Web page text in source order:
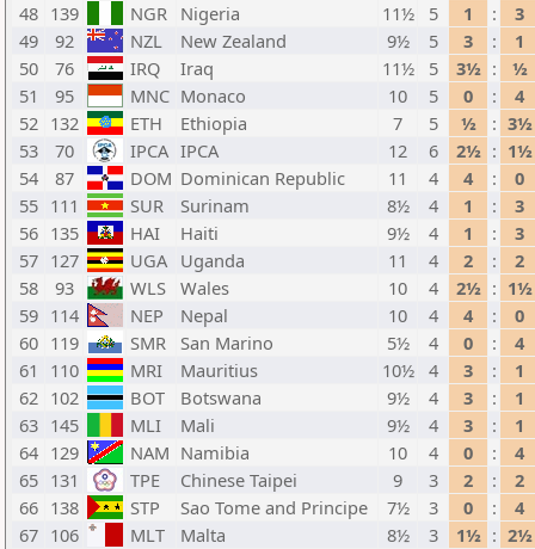
48 139 NGR Nigeria 11½ 5 1 :
3
49
92 NZL New Zealand 9½ 5 3 :
1
50
76 IRQ Iraq 11½ 5 3½ :
½
51
95 MNC Monaco 10 5 0 :
4
52 132 ETH Ethiopia 7 5 ½ : 3½
53
70 IPCA IPCA 12 6 2½ : 1½
54
87 DOM Dominican Republic 11 4 4 :
0
55 111 SUR Surinam 8½ 4 1 :
3
56 135 HAI Haiti 9½ 4 1 :
3
57 127 UGA Uganda 11 4 2 :
2
58
93 WLS Wales 10 4 2½ : 1½
59 114 NEP Nepal 10 4 4 :
0
60 119 SMR San Marino 5½ 4 0 :
4
61
110 MRI Mauritius 10½ 4 3 :
1
62 102 BOT Botswana 9½ 4 3 :
1
63 145 MLI Mali 9½ 4 3 :
1
64 129 NAM Namibia 10 4 0 :
4
65 131 TPE Chinese Taipei 9 3 2 :
2
66 138 STP Sao Tome and Principe 7½ 3 0 :
4
67 106 MLT Malta 8½ 3 1½ : 2½